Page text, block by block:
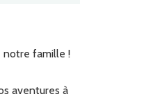
notre famille !
aventures à